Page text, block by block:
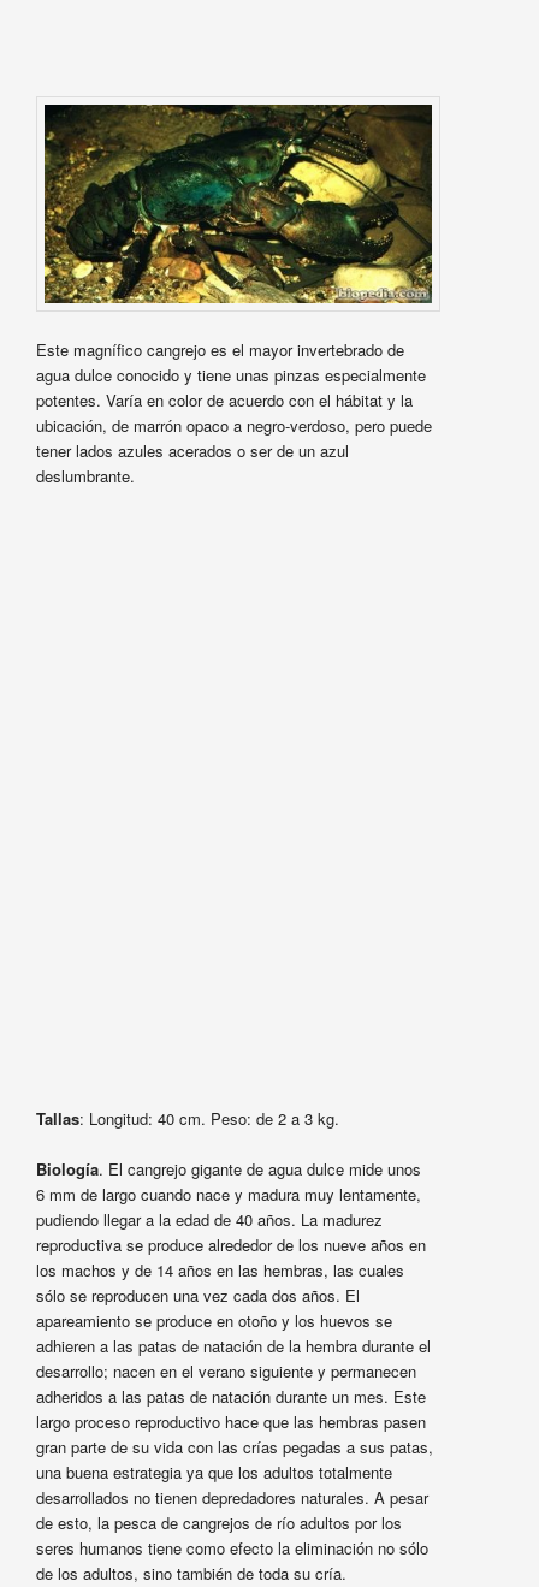
Este magnífico cangrejo es el mayor invertebrado de
agua dulce conocido y tiene unas pinzas especialmente
potentes. Varía en color de acuerdo con el hábitat y la
ubicación, de marrón opaco a negro-verdoso, pero puede
tener lados azules acerados o ser de un azul
deslumbrante.
Tallas: Longitud: 40 cm. Peso: de 2 a 3 kg.
Biología. El cangrejo gigante de agua dulce mide unos
6 mm de largo cuando nace y madura muy lentamente,
pudiendo llegar a la edad de 40 años. La madurez
reproductiva se produce alrededor de los nueve años en
los machos y de 14 años en las hembras, las cuales
sólo se reproducen una vez cada dos años. El
apareamiento se produce en otoño y los huevos se
adhieren a las patas de natación de la hembra durante el
desarrollo; nacen en el verano siguiente y permanecen
adheridos a las patas de natación durante un mes. Este
largo proceso reproductivo hace que las hembras pasen
gran parte de su vida con las crías pegadas a sus patas,
una buena estrategia ya que los adultos totalmente
desarrollados no tienen depredadores naturales. A pesar
de esto, la pesca de cangrejos de río adultos por los
seres humanos tiene como efecto la eliminación no sólo
de los adultos, sino también de toda su cría.